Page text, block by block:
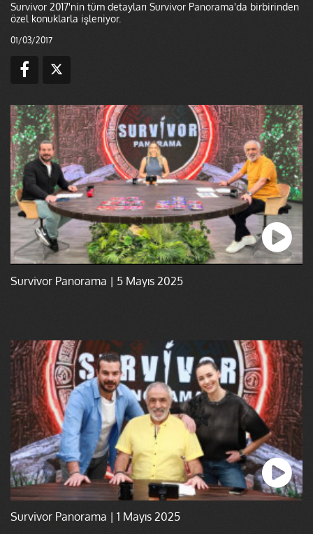
Survivor 2017'nin tüm detayları Survivor Panorama'da birbirinden
özel konuklarla işleniyor.
01/03/2017
Survivor Panorama | 5 Mayıs 2025
Survivor Panorama | 1 Mayıs 2025